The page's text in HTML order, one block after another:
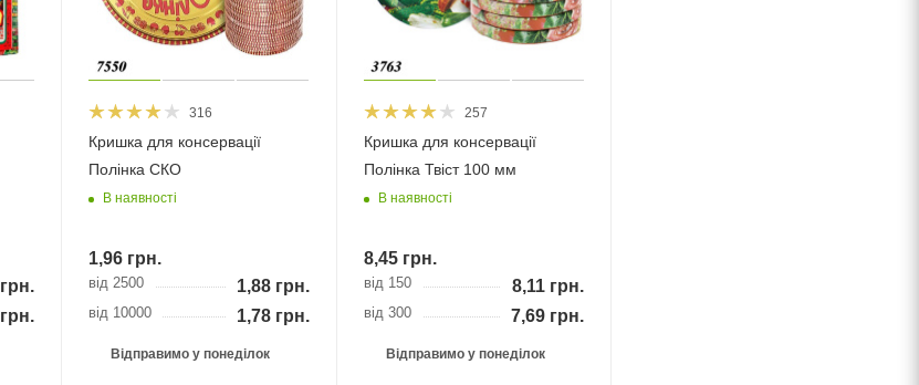
грн.
грн.
316
Кришка для консервації
Полінка СКО
В наявності
1,96 грн.
від 2500 1,88грн.
від 10000 1,78грн.
Відправимо у понеділок
257
Кришка для консервації
Полінка Твіст 100 мм
В наявності
8,45грн.
від 150 8,11грн.
від 300 7,69грн.
Відправимо у понеділок